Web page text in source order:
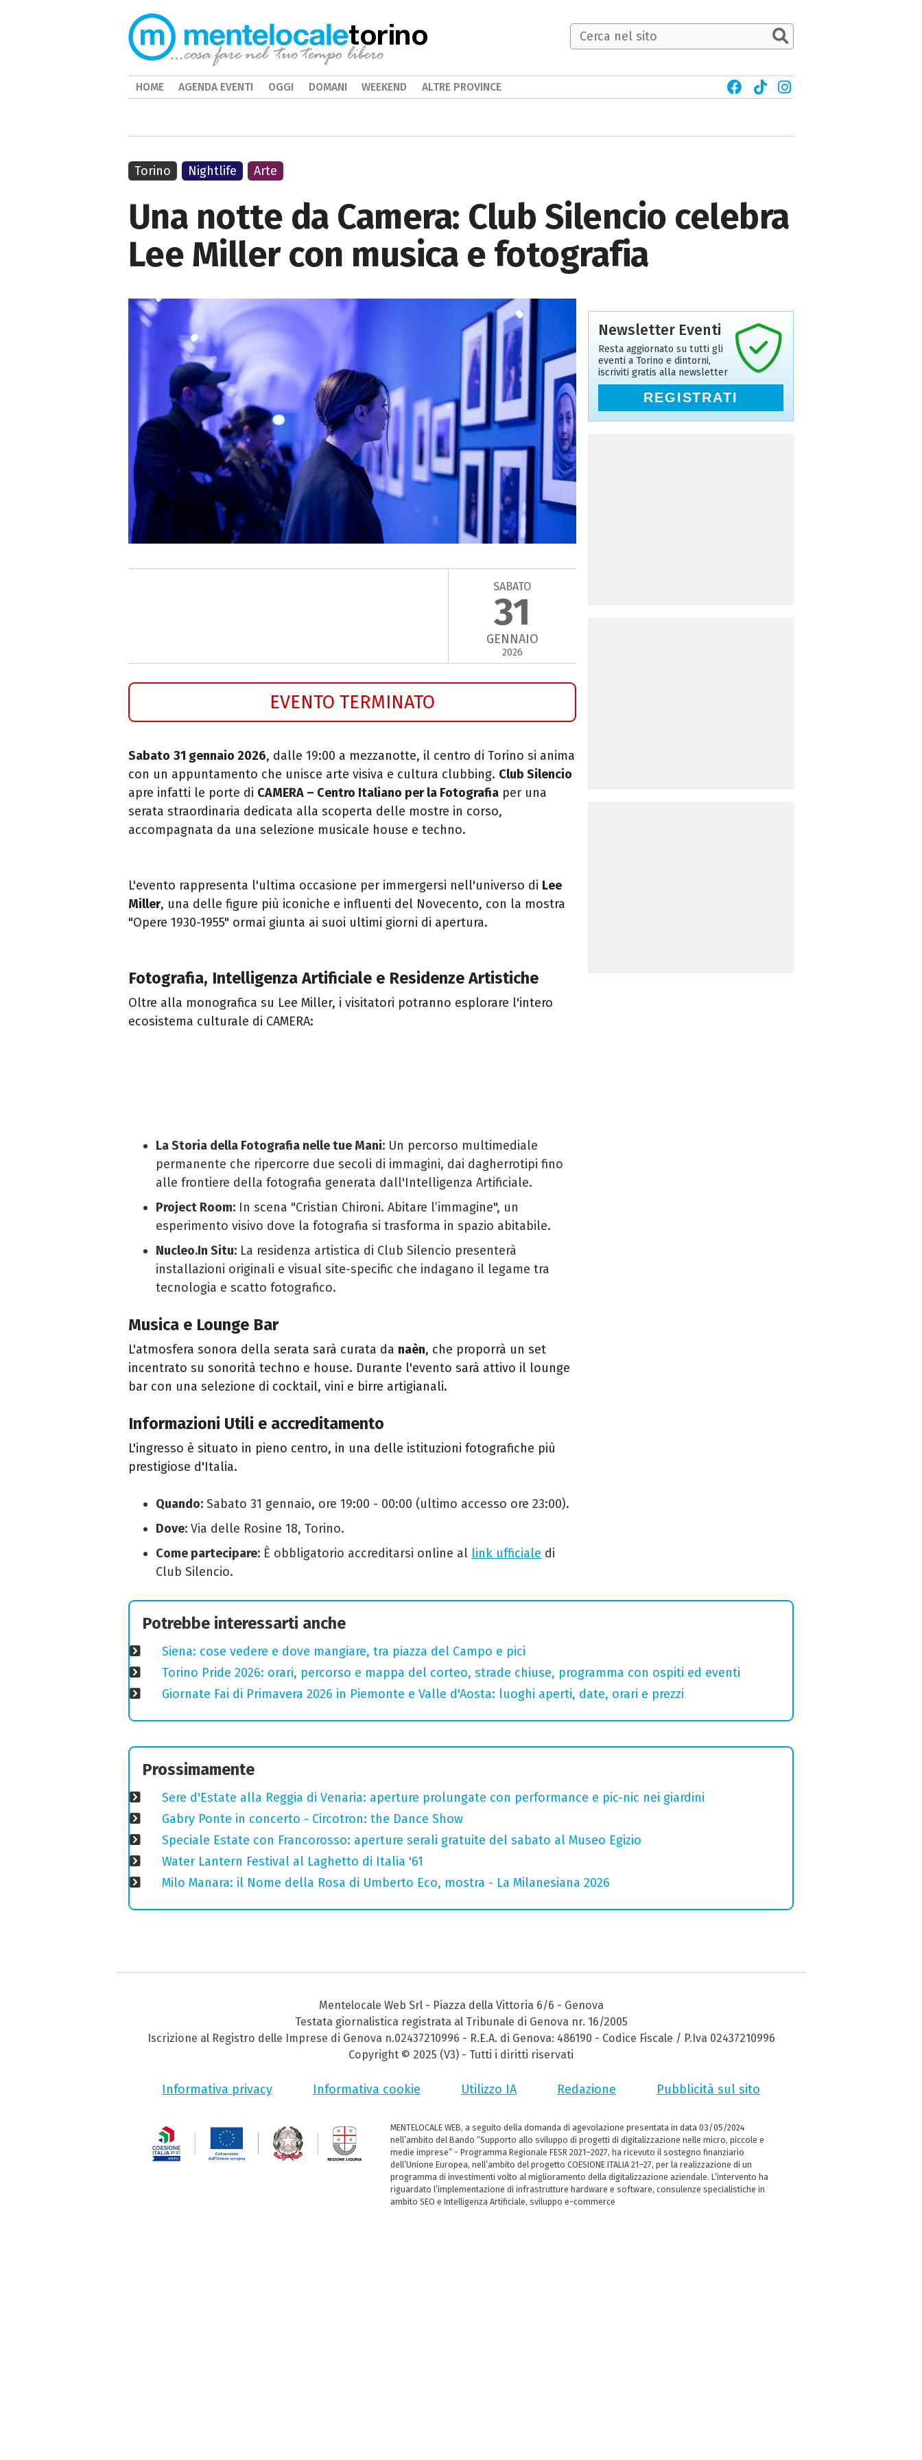
Una notte da Camera: Club Silencio celebra
Lee Miller con musica e fotografia
SABATO
31
GENNAIO
2026
EVENTO TERMINATO
Sabato 31 gennaio 2026, dalle 19:00 a mezzanotte, il centro di Torino si anima
con un appuntamento che unisce arte visiva e cultura clubbing. Club Silencio
apre infatti le porte di CAMERA – Centro Italiano per la Fotografia per una
serata straordinaria dedicata alla scoperta delle mostre in corso,
accompagnata da una selezione musicale house e techno.
L'evento rappresenta l'ultima occasione per immergersi nell'universo di Lee
Miller, una delle figure più iconiche e influenti del Novecento, con la mostra
"Opere 1930-1955" ormai giunta ai suoi ultimi giorni di apertura.
Fotografia, Intelligenza Artificiale e Residenze Artistiche
Oltre alla monografica su Lee Miller, i visitatori potranno esplorare l'intero
ecosistema culturale di CAMERA:
La Storia della Fotografia nelle tue Mani: Un percorso multimediale
permanente che ripercorre due secoli di immagini, dai dagherrotipi fino
alle frontiere della fotografia generata dall'Intelligenza Artificiale.
Project Room: In scena "Cristian Chironi. Abitare l’immagine", un
esperimento visivo dove la fotografia si trasforma in spazio abitabile.
Nucleo.In Situ: La residenza artistica di Club Silencio presenterà
installazioni originali e visual site-specific che indagano il legame tra
tecnologia e scatto fotografico.
Musica e Lounge Bar
L'atmosfera sonora della serata sarà curata da naèn, che proporrà un set
incentrato su sonorità techno e house. Durante l'evento sarà attivo il lounge
bar con una selezione di cocktail, vini e birre artigianali.
Informazioni Utili e accreditamento
L'ingresso è situato in pieno centro, in una delle istituzioni fotografiche più
prestigiose d'Italia.
Quando: Sabato 31 gennaio, ore 19:00 - 00:00 (ultimo accesso ore 23:00).
Dove: Via delle Rosine 18, Torino.
Come partecipare: È obbligatorio accreditarsi online al link ufficiale di
Club Silencio.
Torino Nightlife Arte
Newsletter Eventi
Resta aggiornato su tutti gli
eventi a Torino e dintorni,
iscriviti gratis alla newsletter
REGISTRATI
Potrebbe interessarti anche
Siena: cose vedere e dove mangiare, tra piazza del Campo e pici
Torino Pride 2026: orari, percorso e mappa del corteo, strade chiuse, programma con ospiti ed eventi
Giornate Fai di Primavera 2026 in Piemonte e Valle d'Aosta: luoghi aperti, date, orari e prezzi
Prossimamente
Sere d'Estate alla Reggia di Venaria: aperture prolungate con performance e pic-nic nei giardini
Gabry Ponte in concerto - Circotron: the Dance Show
Speciale Estate con Francorosso: aperture serali gratuite del sabato al Museo Egizio
Water Lantern Festival al Laghetto di Italia '61
Milo Manara: il Nome della Rosa di Umberto Eco, mostra - La Milanesiana 2026
torino
HOME AGENDA EVENTI OGGI DOMANI WEEKEND ALTRE PROVINCE
Mentelocale Web Srl - Piazza della Vittoria 6/6 - Genova
Testata giornalistica registrata al Tribunale di Genova nr. 16/2005
Iscrizione al Registro delle Imprese di Genova n.02437210996 - R.E.A. di Genova: 486190 - Codice Fiscale / P.Iva 02437210996
Copyright © 2025 (V3) - Tutti i diritti riservati
Informativa privacy Informativa cookie Utilizzo IA Redazione Pubblicità sul sito
MENTELOCALE WEB, a seguito della domanda di agevolazione presentata in data 03/05/2024
nell’ambito del Bando “Supporto allo sviluppo di progetti di digitalizzazione nelle micro, piccole e
medie imprese” - Programma Regionale FESR 2021–2027, ha ricevuto il sostegno finanziario
dell’Unione Europea, nell’ambito del progetto COESIONE ITALIA 21–27, per la realizzazione di un
programma di investimenti volto al miglioramento della digitalizzazione aziendale. L’intervento ha
riguardato l’implementazione di infrastrutture hardware e software, consulenze specialistiche in
ambito SEO e Intelligenza Artificiale, sviluppo e-commerce